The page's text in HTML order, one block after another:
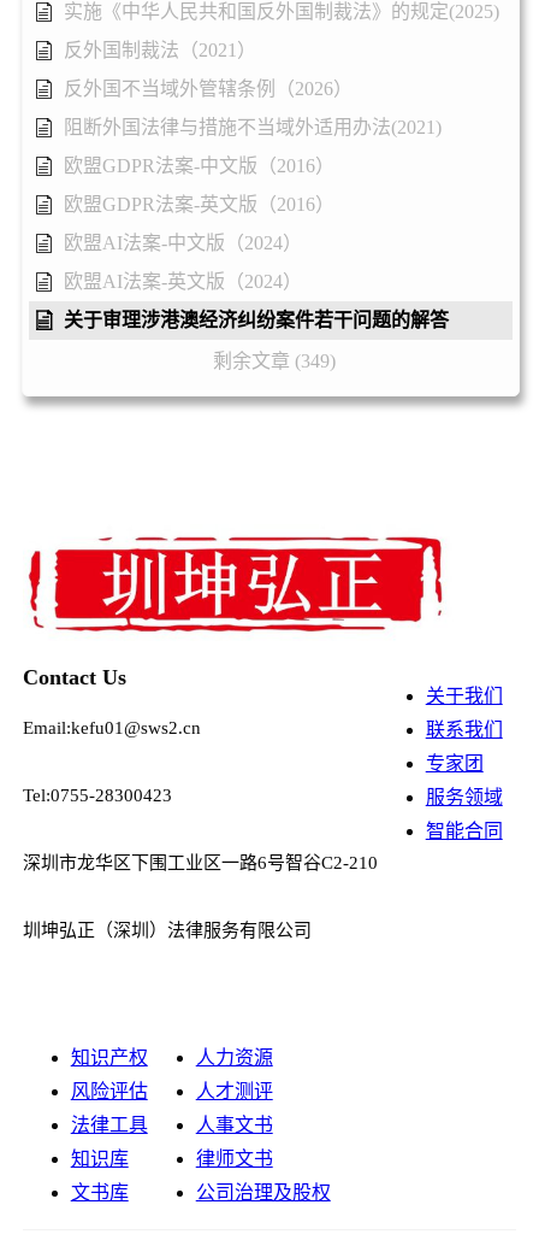
实施《中华人民共和国反外国制裁法》的规定(2025)
反外国制裁法（2021）
反外国不当域外管辖条例（2026）
阻断外国法律与措施不当域外适用办法(2021)
欧盟GDPR法案-中文版（2016）
欧盟GDPR法案-英文版（2016）
欧盟AI法案-中文版（2024）
欧盟AI法案-英文版（2024）
关于审理涉港澳经济纠纷案件若干问题的解答
剩余文章 (349)
Contact Us
Email:kefu01@sws2.cn
Tel:0755-28300423
深圳市龙华区下围工业区一路6号智谷C2-210
圳坤弘正（深圳）法律服务有限公司
关于我们
联系我们
专家团
服务领域
智能合同
知识产权
风险评估
法律工具
知识库
文书库
人力资源
人才测评
人事文书
律师文书
公司治理及股权